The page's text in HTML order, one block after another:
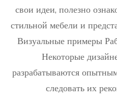
свои идеи, полезно
стильной мебели и
Визуальные примеры
Некоторые
разрабатываются
следовать их